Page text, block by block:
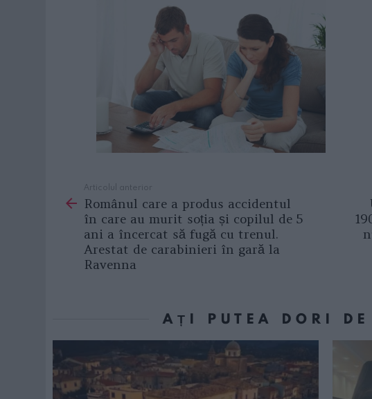
more
Articolul anterior
Românul care a produs accidentul
în care au murit soția și copilul de 5
ani a încercat să fugă cu trenul.
Arestat de carabinieri în gară la
Ravenna
AȚI PUTEA DORI DE